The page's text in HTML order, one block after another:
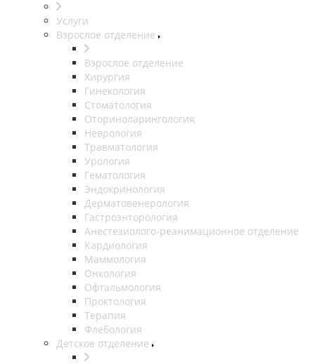
Услуги
Взрослое отделение
Взрослое отделение
Хирургия
Гинекология
Стоматология
Оториноларингология
Неврология
Травматология
Урология
Гематология
Эндокринология
Дерматовенерология
Гастроэнторология
Анестезиолого-реанимационное отделение
Кардиология
Маммология
Онкология
Офтальмология
Проктология
Терапия
Флебология
Детское отделение